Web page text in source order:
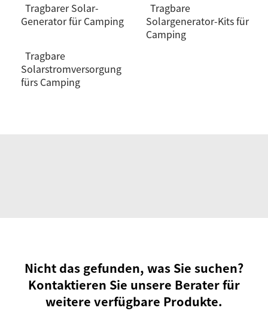
Tragbarer Solar-
Generator für Camping
Tragbare
Solargenerator-Kits für
Camping
Tragbare
Solarstromversorgung
fürs Camping
Nicht das gefunden, was Sie suchen?
Kontaktieren Sie unsere Berater für
weitere verfügbare Produkte.